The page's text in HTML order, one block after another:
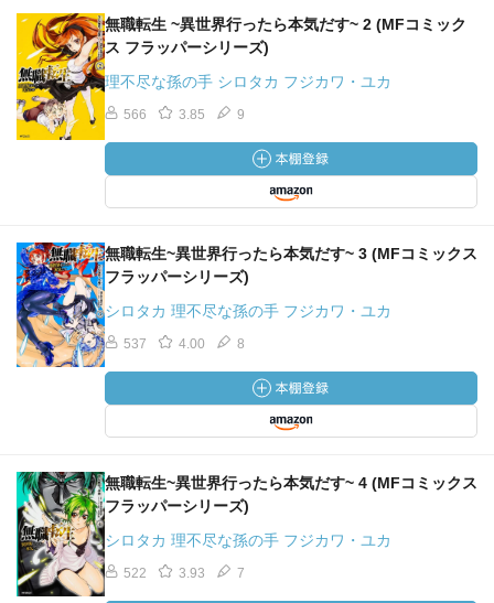
無職転生 ~異世界行ったら本気だす~ 2 (MFコミック
ス フラッパーシリーズ)
理不尽な孫の手 シロタカ フジカワ・ユカ
566 3.85 9
無職転生~異世界行ったら本気だす~ 3 (MFコミックス
フラッパーシリーズ)
シロタカ 理不尽な孫の手 フジカワ・ユカ
537 4.00 8
無職転生~異世界行ったら本気だす~ 4 (MFコミックス
フラッパーシリーズ)
シロタカ 理不尽な孫の手 フジカワ・ユカ
522 3.93 7